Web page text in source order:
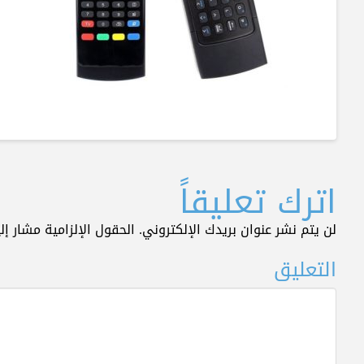
اترك تعليقاً
لن يتم نشر عنوان بريدك الإلكتروني. الحقول الإلزامية مشار
التعليق